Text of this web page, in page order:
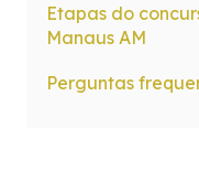
Etapas do
Manaus AM
Perguntas